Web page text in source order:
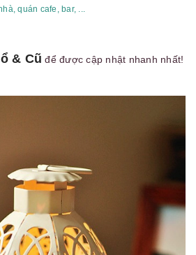
quán cafe, bar, ...
& Cũ để được cập nhật nhanh nhất!